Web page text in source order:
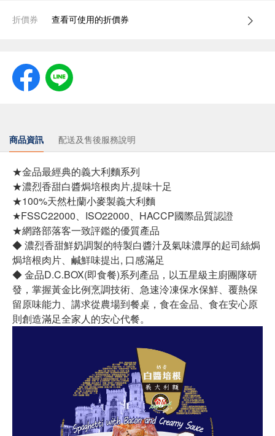
折價券 查看可使用的折價券
商品資訊 配送及售後服務說明
★金品最經典的義大利麵系列
★濃烈香甜白醬焗培根肉片,提味十足
★100%天然杜蘭小麥製義大利麵
★FSSC22000、ISO22000、HACCP國際品質認證
★網路部落客一致評鑑的優質產品
◆ 濃烈香甜鮮奶調製的特製白醬汁及氣味濃厚的起司絲焗
焗培根肉片、鹹鮮味提出, 口感滿足
◆ 金品D.C.BOX(即食餐)系列產品，以五星級主廚團隊研
發，掌握黃金比例烹調技術、急速泠凍保水保鮮、覆熱保
留原味能力、講求從農場到餐桌，食在金品、食在安心原
則創造滿足全家人的安心代餐。